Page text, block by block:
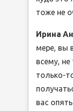
тоже не
Ирина
мере, вы
всему, не
только-
вас